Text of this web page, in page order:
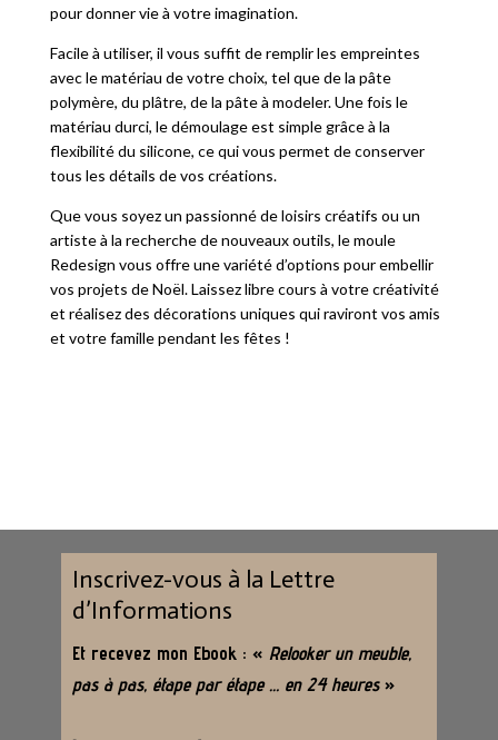
pour donner vie à votre imagination.
Facile à utiliser, il vous suffit de remplir les empreintes
avec le matériau de votre choix, tel que de la pâte
polymère, du plâtre, de la pâte à modeler. Une fois le
matériau durci, le démoulage est simple grâce à la
flexibilité du silicone, ce qui vous permet de conserver
tous les détails de vos créations.
Que vous soyez un passionné de loisirs créatifs ou un
artiste à la recherche de nouveaux outils, le moule
Redesign vous offre une variété d’options pour embellir
vos projets de Noël. Laissez libre cours à votre créativité
et réalisez des décorations uniques qui raviront vos amis
et votre famille pendant les fêtes !
Inscrivez-vous à la Lettre
d’Informations
Et recevez mon Ebook : « Relooker un meuble,
pas à pas, étape par étape … en 24 heures »